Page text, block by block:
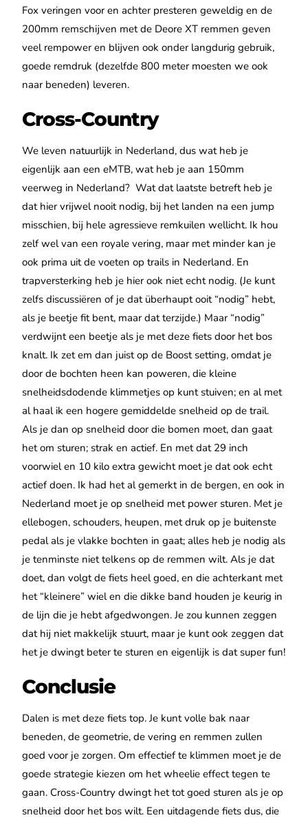
Fox veringen voor en achter presteren geweldig en de
200mm remschijven met de Deore XT remmen geven
veel rempower en blijven ook onder langdurig gebruik,
goede remdruk (dezelfde 800 meter moesten we ook
naar beneden) leveren.
Cross-Country
We leven natuurlijk in Nederland, dus wat heb je
eigenlijk aan een eMTB, wat heb je aan 150mm
veerweg in Nederland? Wat dat laatste betreft heb je
dat hier vrijwel nooit nodig, bij het landen na een jump
misschien, bij hele agressieve remkuilen wellicht. Ik hou
zelf wel van een royale vering, maar met minder kan je
ook prima uit de voeten op trails in Nederland. En
trapversterking heb je hier ook niet echt nodig. (Je kunt
zelfs discussiëren of je dat überhaupt ooit “nodig” hebt,
als je beetje fit bent, maar dat terzijde.) Maar “nodig”
verdwijnt een beetje als je met deze fiets door het bos
knalt. Ik zet em dan juist op de Boost setting, omdat je
door de bochten heen kan poweren, die kleine
snelheidsdodende klimmetjes op kunt stuiven; en al met
al haal ik een hogere gemiddelde snelheid op de trail.
Als je dan op snelheid door die bomen moet, dan gaat
het om sturen; strak en actief. En met dat 29 inch
voorwiel en 10 kilo extra gewicht moet je dat ook echt
actief doen. Ik had het al gemerkt in de bergen, en ook in
Nederland moet je op snelheid met power sturen. Met je
ellebogen, schouders, heupen, met druk op je buitenste
pedal als je vlakke bochten in gaat; alles heb je nodig als
je tenminste niet telkens op de remmen wilt. Als je dat
doet, dan volgt de fiets heel goed, en die achterkant met
het “kleinere” wiel en die dikke band houden je keurig in
de lijn die je hebt afgedwongen. Je zou kunnen zeggen
dat hij niet makkelijk stuurt, maar je kunt ook zeggen dat
het je dwingt beter te sturen en eigenlijk is dat super fun!
Conclusie
Dalen is met deze fiets top. Je kunt volle bak naar
beneden, de geometrie, de vering en remmen zullen
goed voor je zorgen. Om effectief te klimmen moet je de
goede strategie kiezen om het wheelie effect tegen te
gaan. Cross-Country dwingt het tot goed sturen als je op
snelheid door het bos wilt. Een uitdagende fiets dus, die